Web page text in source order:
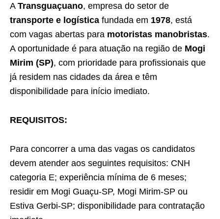
A Transguaçuano, empresa do setor de
transporte e logística fundada em 1978, está
com vagas abertas para motoristas manobristas.
A oportunidade é para atuação na região de Mogi
Mirim (SP), com prioridade para profissionais que
já residem nas cidades da área e têm
disponibilidade para início imediato.
REQUISITOS:
Para concorrer a uma das vagas os candidatos
devem atender aos seguintes requisitos: CNH
categoria E; experiência mínima de 6 meses;
residir em Mogi Guaçu-SP, Mogi Mirim-SP ou
Estiva Gerbi-SP; disponibilidade para contratação